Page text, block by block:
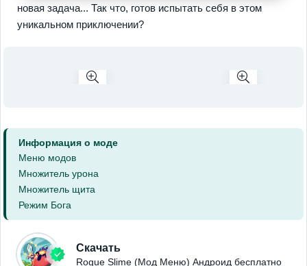
новая задача... Так что, готов испытать себя в этом
уникальном приключении?
Информация о моде
Меню модов
Множитель урона
Множитель щита
Режим Бога
Скачать
Rogue Slime (Мод Меню) Андроид бесплатно